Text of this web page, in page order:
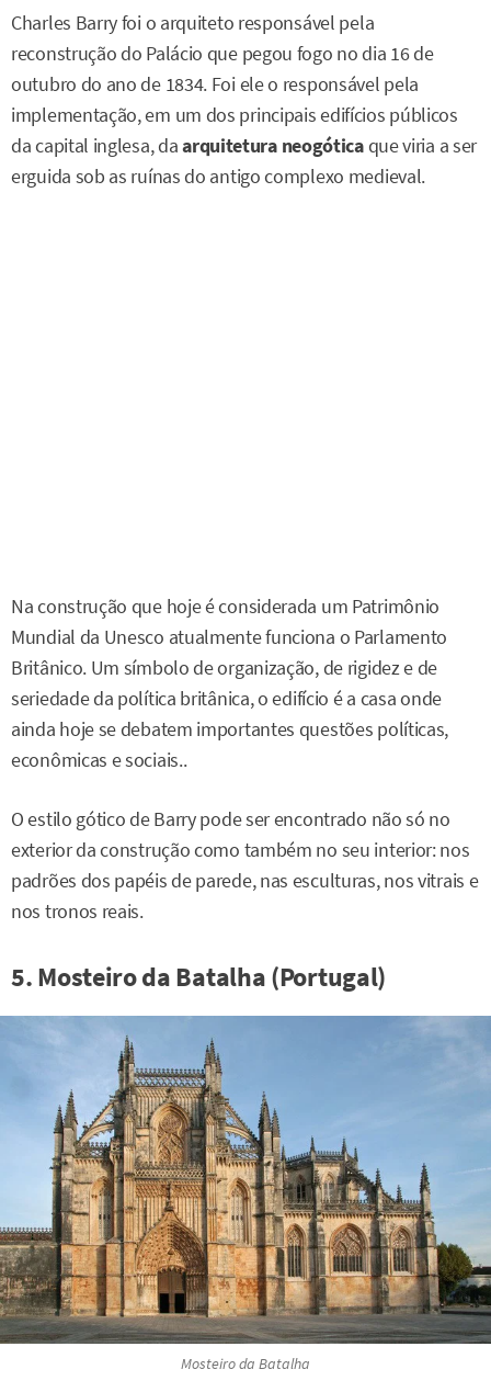
Charles Barry foi o arquiteto responsável pela
reconstrução do Palácio que pegou fogo no dia 16 de
outubro do ano de 1834. Foi ele o responsável pela
implementação, em um dos principais edifícios públicos
da capital inglesa, daarquitetura neogóticaque viria a ser
erguida sob as ruínas do antigo complexo medieval.
Na construção que hoje é considerada um Patrimônio
Mundial da Unesco atualmente funciona o Parlamento
Britânico. Um símbolo de organização, de rigidez e de
seriedade da política britânica, o edifício é a casa onde
ainda hoje se debatem importantes questões políticas,
econômicas e sociais..
O estilo gótico de Barry pode ser encontrado não só no
exterior da construção como também no seu interior: nos
padrões dos papéis de parede, nas esculturas, nos vitrais e
nos tronos reais.
5. Mosteiro da Batalha (Portugal)
Mosteiro da Batalha